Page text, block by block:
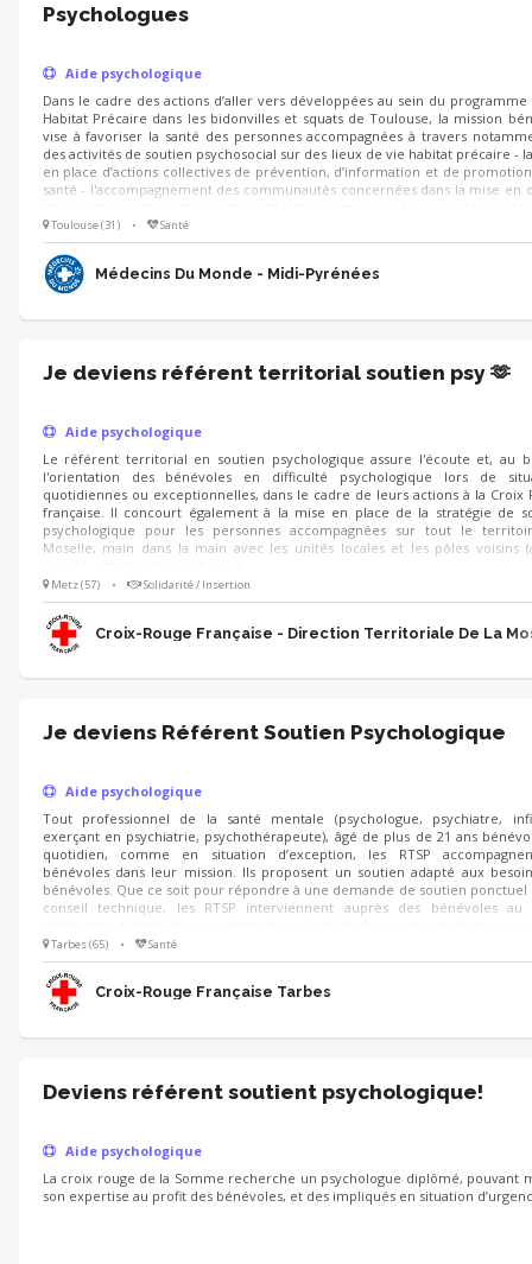
Psychologues
Aide psychologique
Dans le cadre des actions d’aller vers développées au sein du programme
Habitat Précaire dans les bidonvilles et squats de Toulouse, la mission
vise à favoriser la santé des personnes accompagnées à travers
des activités de soutien psychosocial sur des lieux de vie habitat précaire -
en place d’actions collectives de prévention, d’information et de
santé - l'accompagnement des communautés concernées dans la mise en
Toulouse (31) • Santé
Médecins Du Monde - Midi-Pyrénées
Je deviens référent territorial soutien psy 🫶
Aide psychologique
Le référent territorial en soutien psychologique assure l'écoute et, au
l'orientation des bénévoles en difficulté psychologique lors de
quotidiennes ou exceptionnelles, dans le cadre de leurs actions à la Croix
française. Il concourt également à la mise en place de la stratégie de
psychologique pour les personnes accompagnées sur tout le
Moselle, main dans la main avec les unités locales et les pôles voisins
Metz (57) • Solidarité / Insertion
Croix-Rouge Française - Direction Territoriale De La
Je deviens Référent Soutien Psychologique
Aide psychologique
Tout professionnel de la santé mentale (psychologue, psychiatre,
exerçant en psychiatrie, psychothérapeute), âgé de plus de 21 ans
quotidien, comme en situation d’exception, les RTSP
bénévoles dans leur mission. Ils proposent un soutien adapté aux
bénévoles. Que ce soit pour répondre à une demande de soutien ponctuel
conseil technique, les RTSP interviennent auprès des bénévoles au
d’opération de secours, par exemple, ils sont présents avant, pendant et
missions, pour apporter leur soutien technique et psychologique aux
mobilisés.
Tarbes (65) • Santé
Croix-Rouge Française Tarbes
Deviens référent soutient psychologique!
Aide psychologique
La croix rouge de la Somme recherche un psychologue diplômé, pouvant
son expertise au profit des bénévoles, et des impliqués en situation